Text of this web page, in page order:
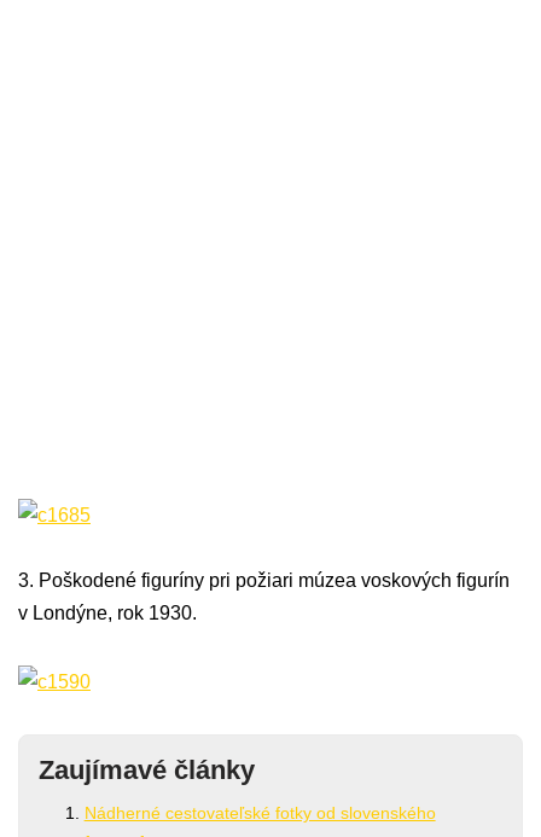
3. Poškodené figuríny pri požiari múzea voskových figurín
v Londýne, rok 1930.
Zaujímavé články
Nádherné cestovateľské fotky od slovenského